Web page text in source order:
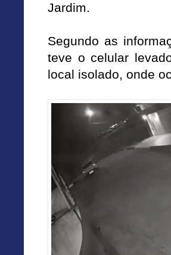
Jardim.
Segundo as
teve o celular
local isolado, onde